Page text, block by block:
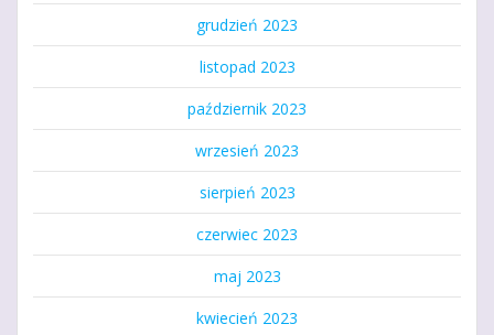
grudzień 2023
listopad 2023
październik 2023
wrzesień 2023
sierpień 2023
czerwiec 2023
maj 2023
kwiecień 2023